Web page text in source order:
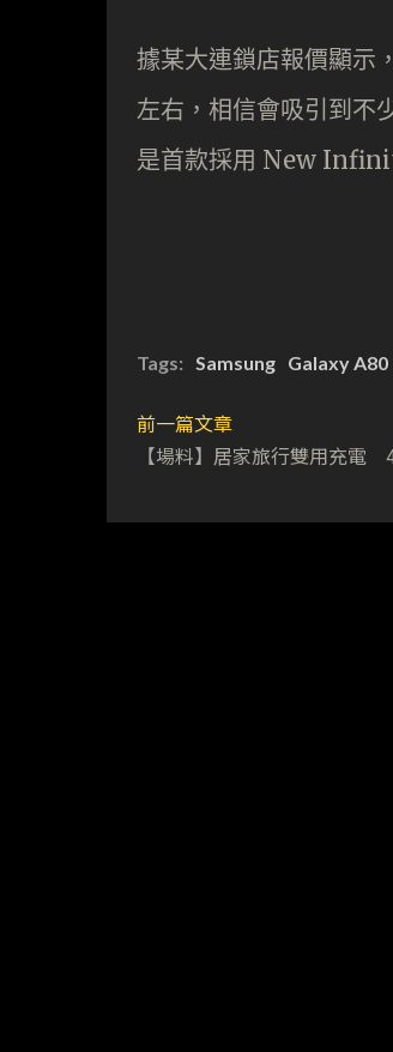
據某大連鎖店報價顯示
左右，相信會吸引到不
是首款採用 New
Tags: Samsung Galaxy A80
前一篇文章
【場料】居家旅行雙用充電